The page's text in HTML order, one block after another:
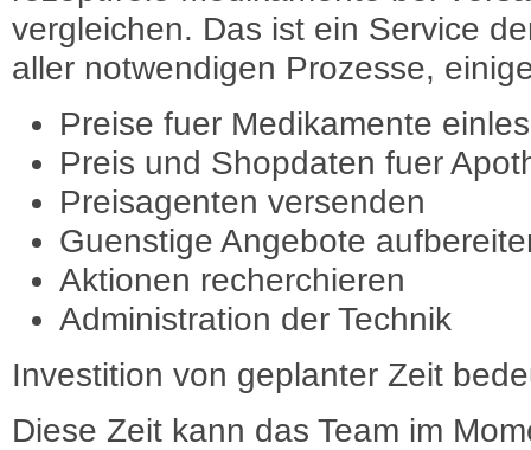
vergleichen. Das ist ein Service
aller notwendigen Prozesse,
Preise fuer Medikamente
Preis und Shopdaten fuer
Preisagenten versenden
Guenstige Angebote
Aktionen recherchieren
Administration der Technik
Investition von geplanter Zeit
Diese Zeit kann das Team im